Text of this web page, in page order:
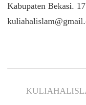
Kabupaten Bekasi.